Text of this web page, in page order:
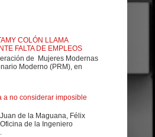
COLÓN LLAMA
FALTA DE EMPLEOS
de Mujeres Modernas
Moderno (PRM), en
a no considerar imposible
de la Maguana, Félix
de la Ingeniero